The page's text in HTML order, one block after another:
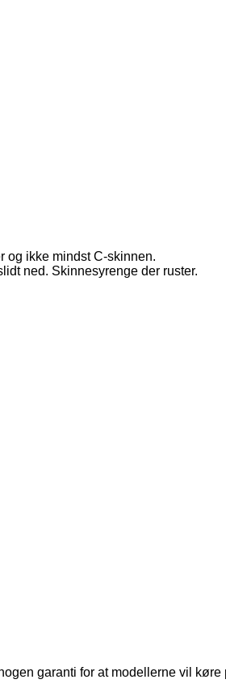
og ikke mindst C-skinnen.
ned. Skinnesyrenge der ruster.
garanti for at modellerne vil